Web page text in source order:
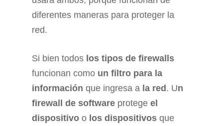
diferentes maneras para proteger la
red.
Si bien todos los tipos de firewalls
funcionan como un filtro para la
información que ingresa a la red . Un
firewall de software protege el
dispositivo o los dispositivos que